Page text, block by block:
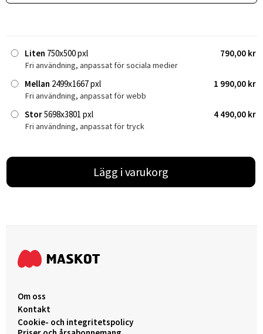
Liten 750x500 pxl 790,00 kr
Fri användning, anpassat för sociala medier
Mellan 2499x1667 pxl 1 990,00 kr
Fri användning, anpassat för webb
Stor5698x3801 pxl 4 490,00 kr
Fri användning, anpassat för tryck
Lägg i varukorg
Om oss
Kontakt
Cookie- och integritetspolicy